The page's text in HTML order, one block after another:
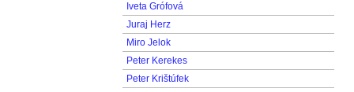
Iveta Grófová
Juraj Herz
Miro Jelok
Peter Kerekes
Peter Krištúfek